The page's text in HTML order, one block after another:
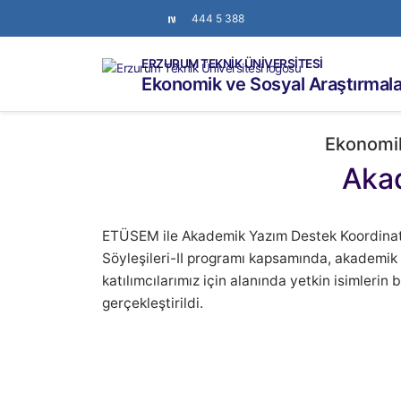
444 5 388
ERZURUM TEKNİK ÜNİVERSİTESİ
Ekonomik ve Sosyal
ETÜSEM ile Akademik Yazım Destek
Söyleşileri-II programı kapsamında,
katılımcılarımız için alanında yetkin
gerçekleştirildi.